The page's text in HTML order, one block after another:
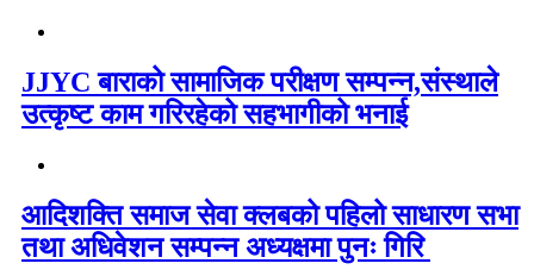
JJYC बाराको सामाजिक परीक्षण सम्पन्न,संस्थाले
उत्कृष्ट काम गरिरहेको सहभागीको भनाई
आदिशक्ति समाज सेवा क्लबको पहिलो साधारण सभा
तथा अधिवेशन सम्पन्न अध्यक्षमा पुनः गिरि